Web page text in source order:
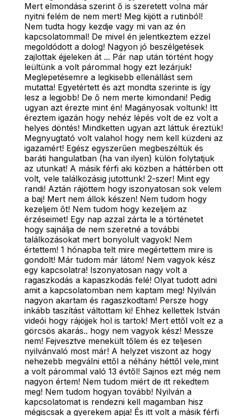
Mert elmondása szerint ő is szeretett volna már
nyitni felém de nem mert! Meg kijött a rutinból!
Nem tudta hogy kezdje vagy mi van az én
kapcsolatommal! De mivel én jelentkeztem ezzel
megoldódott a dolog! Nagyon jó beszélgetések
zajlottak éjjeleken át ... Pár nap után történt hogy
leültünk a volt párommal hogy ezt lezárjuk!
Meglepetésemre a legkisebb ellenállást sem
mutatta! Egyetértett és azt mondta szerinte is így
lesz a legjobb! De ő nem merte kimondani! Pedig
ugyan azt érezte mint én! Magányosak voltunk! Itt
éreztem igazán hogy nehéz lépés volt de ez volt a
helyes döntés! Mindketten ugyan azt láttuk éreztük!
Megnyugtató volt valahol hogy nem kell küzdeni az
igazamért! Egész egyszerűen megbeszéltük és
baráti hangulatban (ha van ilyen) külön folytatjuk
az utunkat! A másik férfi aki közben a háttérben ott
volt, vele találkozásig jutottunk! 2-szer! Mint egy
randi! Aztán rájöttem hogy iszonyatosan sok velem
a baj! Mert nem állok készen! Nem tudom hogy
kezeljem őt! Nem tudom hogy kezeljem az
érzéseimet! Egy nap azzal zárta le a történetet
hogy sajnálja de nem szeretné a további
találkozásokat mert bonyolult vagyok! Nem
értettem! 1 hónapba telt mire megértettem mire is
gondolt! Már tudom már látom! Nem vagyok kész
egy kapcsolatra! Iszonyatosan nagy volt a
ragaszkodás a kapaszkodás felé! Olyat tudott adni
amit a kapcsolatomban nem kaptam meg! Nyilván
nagyon akartam és ragaszkodtam! Persze hogy
inkább taszítást váltottam ki! Ehhez kellettek István
videói hogy rájöjjek hol is tartok! Mert ettől volt ez a
görcsös akarás.. hogy nem vagyok kész! Messze
nem! Fejvesztve menekült tőlem és ez teljesen
nyilvánvaló most már! A helyzet viszont az hogy
nehezebb megválni ettől a néhány héttől vele,mint
a volt párommal való 13 évtől! Sajnos ezt még nem
nagyon értem! Nem tudom miért de itt rekedtem
meg! Nem tudom hogyan tovább! Nyilván a
kapcsolatomat is rendezni kell magamban hisz
mégiscsak a gyerekem apja! És itt volt a másik férfi